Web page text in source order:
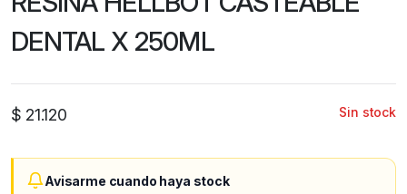
DENTAL X 250ML
$ 21.120 Sin stock
Avisarme cuando haya stock